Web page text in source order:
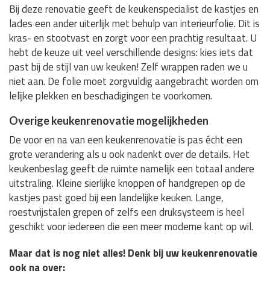
Bij deze renovatie geeft de keukenspecialist de kastjes en
lades een ander uiterlijk met behulp van interieurfolie. Dit is
kras- en stootvast en zorgt voor een prachtig resultaat. U
hebt de keuze uit veel verschillende designs: kies iets dat
past bij de stijl van uw keuken! Zelf wrappen raden we u
niet aan. De folie moet zorgvuldig aangebracht worden om
lelijke plekken en beschadigingen te voorkomen.
Overige keukenrenovatie mogelijkheden
De voor en na van een keukenrenovatie is pas écht een
grote verandering als u ook nadenkt over de details. Het
keukenbeslag geeft de ruimte namelijk een totaal andere
uitstraling. Kleine sierlijke knoppen of handgrepen op de
kastjes past goed bij een landelijke keuken. Lange,
roestvrijstalen grepen of zelfs een druksysteem is heel
geschikt voor iedereen die een meer moderne kant op wil.
Maar dat is nog niet alles! Denk bij uw keukenrenovatie
ook na over: